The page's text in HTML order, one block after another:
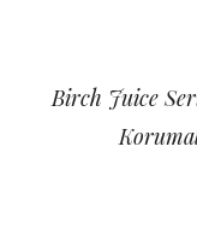
Birch Juice